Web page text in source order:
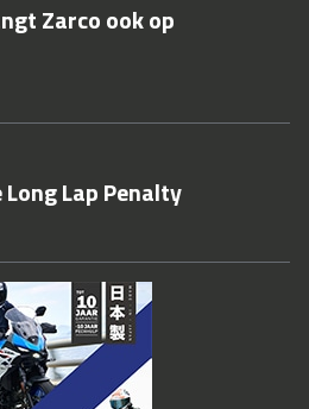
Zarco ook op
Lap Penalty